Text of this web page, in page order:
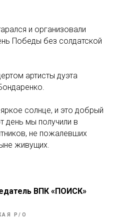
и организовали
Победы без солдатской
артисты дуэта
солнце, и это добрый
день мы получили в
не пожалевших
живущих.
ВПК «ПОИСК»
Р/О